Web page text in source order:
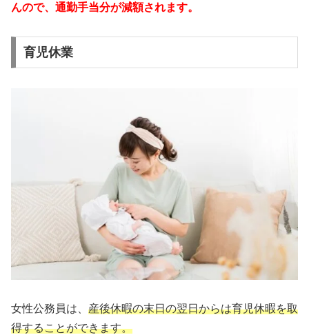
んので、通勤手当分が減額されます。
育児休業
女性公務員は、 産後休暇の末日の翌日からは育児休暇を取
得することができます。